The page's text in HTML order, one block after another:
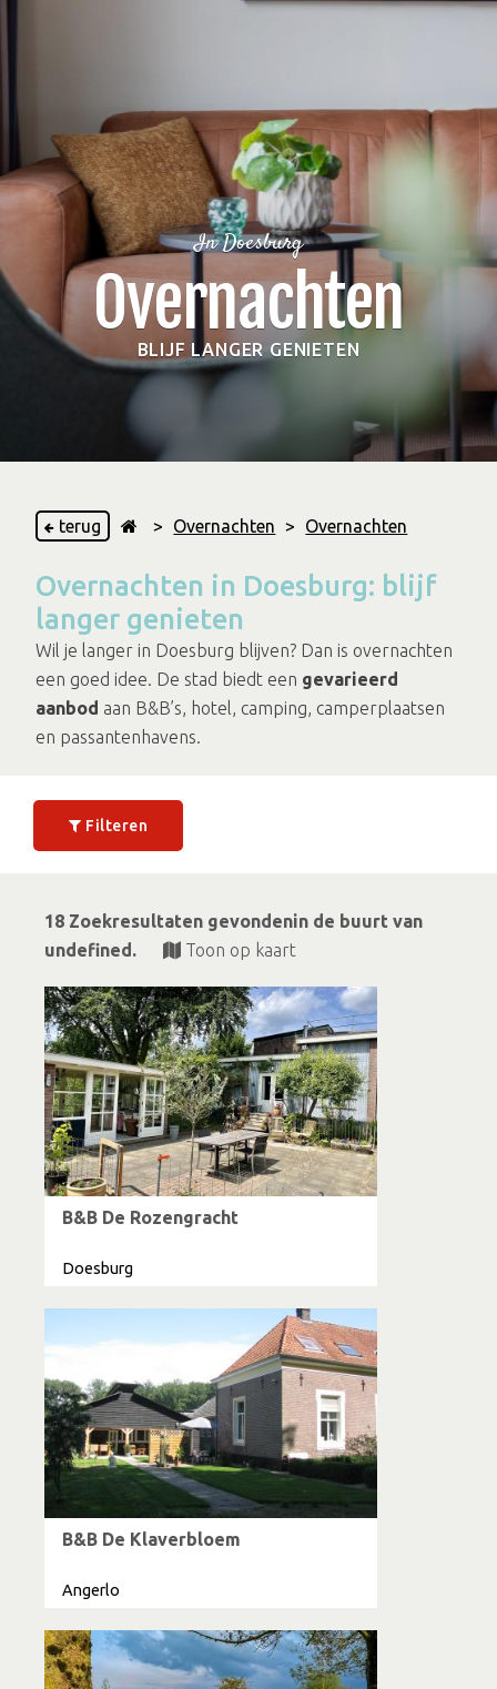
In Doesburg
Overnachten
BLIJF LANGER GENIETEN
terug > Overnachten > Overnachten
Overnachten in Doesburg: blijf
langer genieten
Wil je langer in Doesburg blijven? Dan is overnachten
een goed idee. De stad biedt een gevarieerd
aanbod aan B&B’s, hotel, camping, camperplaatsen
en passantenhavens.
Filteren
18 Zoekresultaten gevondenin de buurt van
undefined.
Toon op kaart
B&B De Rozengracht
Doesburg
B&B De Klaverbloem
Angerlo